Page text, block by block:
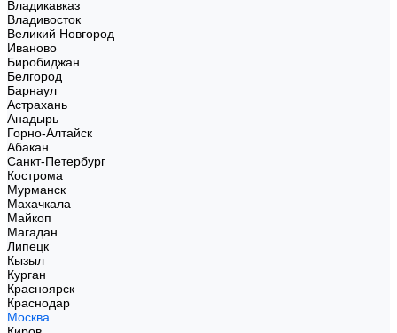
Владикавказ
Владивосток
Великий Новгород
Иваново
Биробиджан
Белгород
Барнаул
Астрахань
Анадырь
Горно-Алтайск
Абакан
Санкт-Петербург
Кострома
Мурманск
Махачкала
Майкоп
Магадан
Липецк
Кызыл
Курган
Красноярск
Краснодар
Москва